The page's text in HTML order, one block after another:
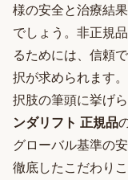
様の安全と治療結
でしょう。非正規
るためには、信頼
択が求められます。
択肢の筆頭に挙げ
ンダリフト 正規品
グローバル基準の
徹底したこだわり